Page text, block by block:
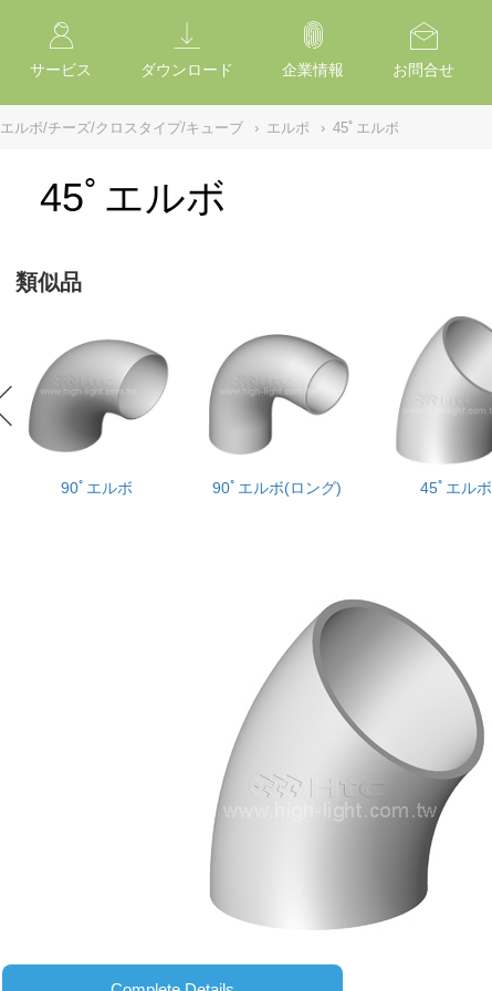
サービス ダウンロード 企業情報 お問合せ
エルボ/チーズ/クロスタイプ/キューブ › エルボ › 45ﾟエルボ
45ﾟエルボ
類似品
90ﾟエルボ 90ﾟエルボ(ロング) 45ﾟエルボ